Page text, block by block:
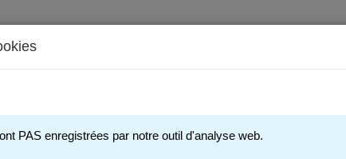
scolaire - Sports
PAS enregistrées par notre outil d'analyse web.